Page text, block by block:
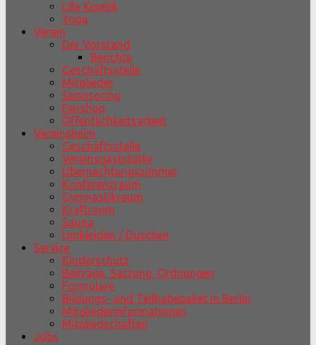
Life Kinetik
Yoga
Verein
Der Vorstand
Berichte
Geschäftsstelle
Mitglieder
Sponsoring
Fanshop
Öffentlichkeitsarbeit
Vereinsheim
Geschäftsstelle
Vereinsgaststätte
Übernachtungszimmer
Konferenzraum
Gymnastikraum
Kraftraum
Sauna
Umkleiden / Duschen
Service
Kinderschutz
Beiträge, Satzung, Ordnungen
Formulare
Bildungs- und Teilhabepaket in Berlin
Mitgliederinformationen
Mitgliedschaften
Jobs